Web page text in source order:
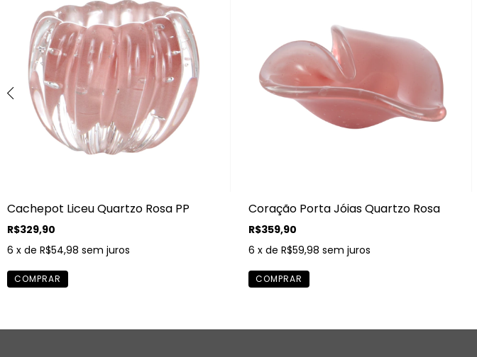
Cachepot Liceu Quartzo Rosa PP
R$329,90
6 x de R$54,98 sem juros
Coração Porta Jóias Quartzo Rosa
R$359,90
6 x de R$59,98 sem juros